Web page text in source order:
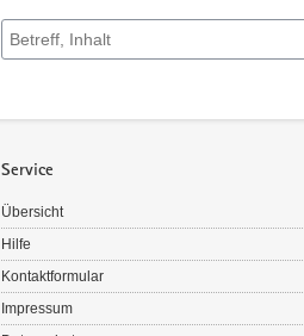
Suche nach Beiträgen und Kommentaren
Service
Übersicht
Hilfe
Kontaktformular
Impressum